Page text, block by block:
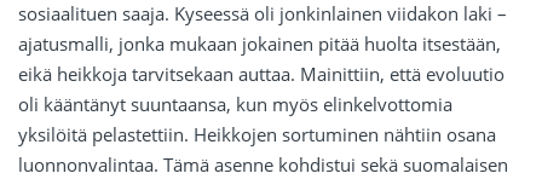
sosiaalituen saaja. Kyseessä oli jonkinlainen viidakon laki –
ajatusmalli, jonka mukaan jokainen pitää huolta itsestään,
eikä heikkoja tarvitsekaan auttaa. Mainittiin, että evoluutio
oli kääntänyt suuntaansa, kun myös elinkelvottomia
yksilöitä pelastettiin. Heikkojen sortuminen nähtiin osana
luonnonvalintaa. Tämä asenne kohdistui sekä suomalaisen